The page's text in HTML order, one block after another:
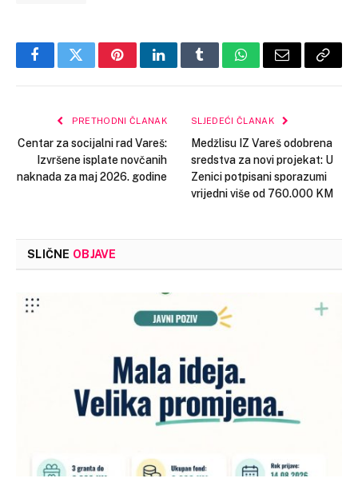
FacebookTwitterPinterestLinkedInTumblrWhatsApp
Email Copy
PRETHODNI ČLANAK
Centar za socijalni rad Vareš:
Izvršene isplate novčanih
naknada za maj 2026. godine
SLJEDEĆI ČLANAK
Medžlisu IZ Vareš odobrena
sredstva za novi projekat: U
Zenici potpisani sporazumi
vrijedni više od 760.000 KM
SLIČNE OBJAVE